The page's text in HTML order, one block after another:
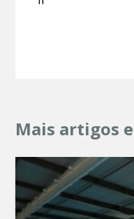
Mais artigos